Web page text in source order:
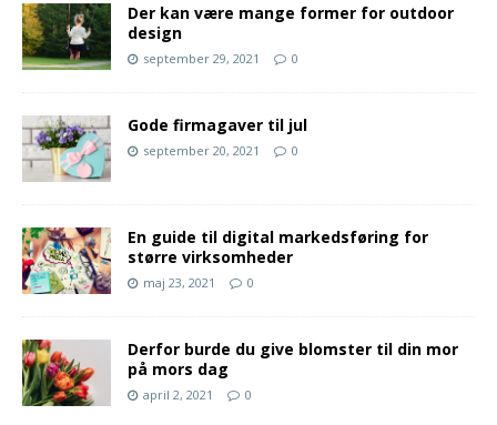
Der kan være mange former for outdoor
design
september 29, 2021 0
Gode firmagaver til jul
september 20, 2021 0
En guide til digital markedsføring for
større virksomheder
maj 23, 2021 0
Derfor burde du give blomster til din mor
på mors dag
april 2, 2021 0